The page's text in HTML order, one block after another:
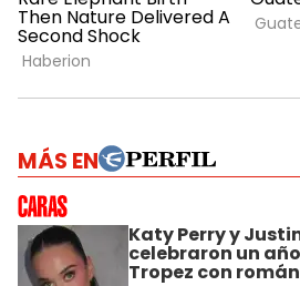
MÁS EN
Katy Perry y
celebraron un
Tropez con